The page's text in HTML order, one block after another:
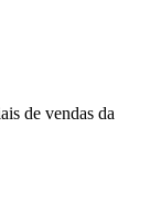
de vendas da